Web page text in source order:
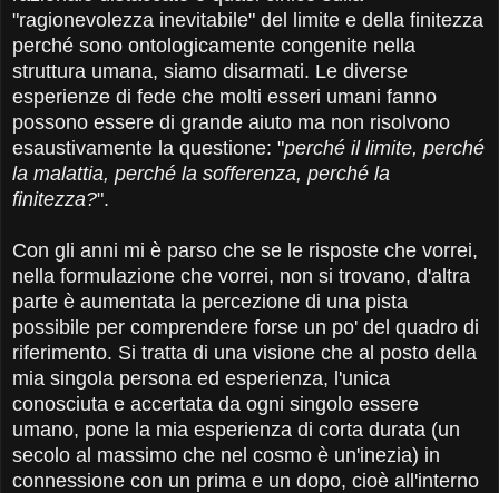
"ragionevolezza inevitabile" del limite e della finitezza
perché sono ontologicamente congenite nella
struttura umana, siamo disarmati. Le diverse
esperienze di fede che molti esseri umani fanno
possono essere di grande aiuto ma non risolvono
esaustivamente la questione: "perché il limite, perché
la malattia, perché la sofferenza, perché la
finitezza?".
Con gli anni mi è parso che se le risposte che vorrei,
nella formulazione che vorrei, non si trovano, d'altra
parte è aumentata la percezione di una pista
possibile per comprendere forse un po' del quadro di
riferimento. Si tratta di una visione che al posto della
mia singola persona ed esperienza, l'unica
conosciuta e accertata da ogni singolo essere
umano, pone la mia esperienza di corta durata (un
secolo al massimo che nel cosmo è un'inezia) in
connessione con un prima e un dopo, cioè all'interno